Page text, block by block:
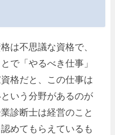
は不思議な資格で、
で「やるべき仕事」
格だと、この仕事は
いう分野があるのが
診断士は経営のこと
めてもらえているも